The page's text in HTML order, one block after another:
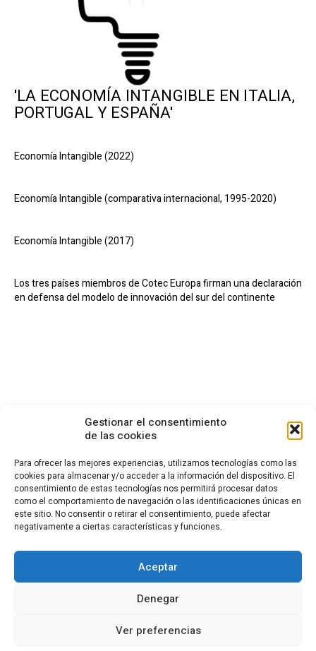
Gestionar el consentimiento
de las cookies
Para ofrecer las mejores experiencias, utilizamos tecnologías como las
cookies para almacenar y/o acceder a la información del dispositivo. El
consentimiento de estas tecnologías nos permitirá procesar datos
como el comportamiento de navegación o las identificaciones únicas en
este sitio. No consentir o retirar el consentimiento, puede afectar
negativamente a ciertas características y funciones.
Aceptar
Denegar
Ver preferencias
'LA ECONOMÍA INTANGIBLE EN ITALIA,
PORTUGAL Y ESPAÑA'
Economía Intangible (2022)
Economía Intangible (comparativa internacional, 1995-2020)
Economía Intangible (2017)
Los tres países miembros de Cotec Europa firman una declaración
en defensa del modelo de innovación del sur del continente
CONTACTO
Calle Cea Bermúdez, 3
28003 - Madrid. España
fundacion.cotec@cotec.es
POLÍTICA DE PRIVACIDAD